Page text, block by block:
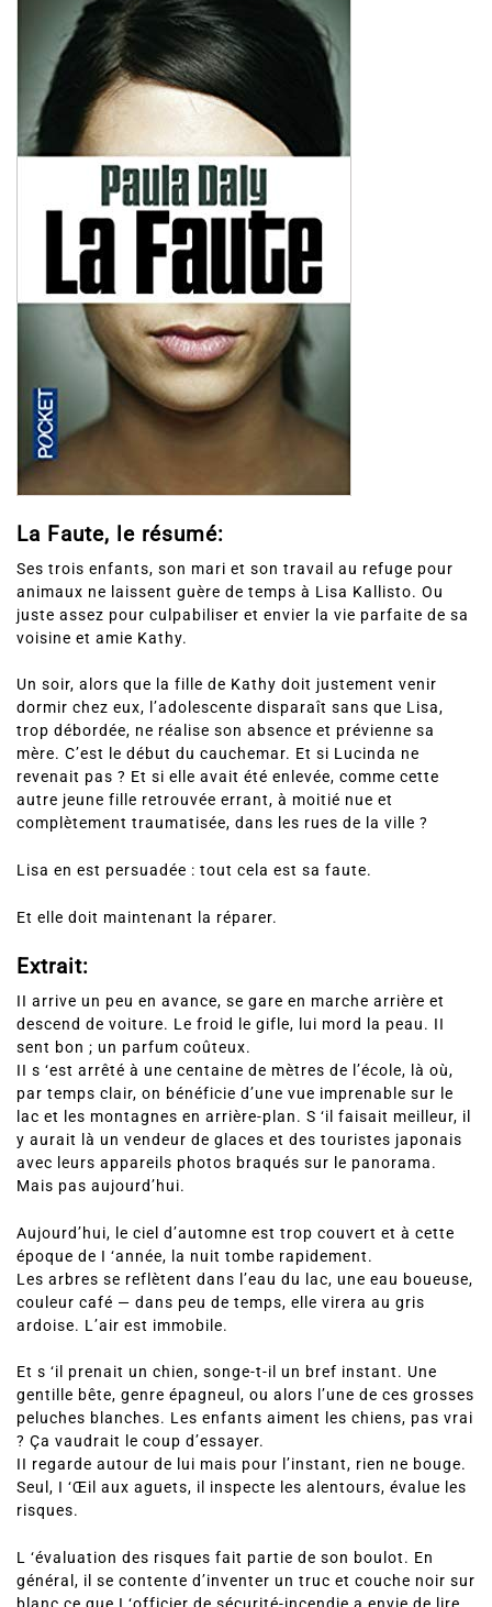
La Faute, le résumé:
Ses trois enfants, son mari et son travail au refuge pour
animaux ne laissent guère de temps à Lisa Kallisto. Ou
juste assez pour culpabiliser et envier la vie parfaite de sa
voisine et amie Kathy.
Un soir, alors que la fille de Kathy doit justement venir
dormir chez eux, l’adolescente disparaît sans que Lisa,
trop débordée, ne réalise son absence et prévienne sa
mère. C’est le début du cauchemar. Et si Lucinda ne
revenait pas ? Et si elle avait été enlevée, comme cette
autre jeune fille retrouvée errant, à moitié nue et
complètement traumatisée, dans les rues de la ville ?
Lisa en est persuadée : tout cela est sa faute.
Et elle doit maintenant la réparer.
Extrait:
II arrive un peu en avance, se gare en marche arrière et
descend de voiture. Le froid le gifle, lui mord la peau. II
sent bon ; un parfum coûteux.
II s ‘est arrêté à une centaine de mètres de l’école, là où,
par temps clair, on bénéficie d’une vue imprenable sur le
lac et les montagnes en arrière-plan. S ‘il faisait meilleur, il
y aurait là un vendeur de glaces et des touristes japonais
avec leurs appareils photos braqués sur le panorama.
Mais pas aujourd’hui.
Aujourd’hui, le ciel d’automne est trop couvert et à cette
époque de I ‘année, la nuit tombe rapidement.
Les arbres se reflètent dans l’eau du lac, une eau boueuse,
couleur café — dans peu de temps, elle virera au gris
ardoise. L’air est immobile.
Et s ‘il prenait un chien, songe-t-il un bref instant. Une
gentille bête, genre épagneul, ou alors l’une de ces grosses
peluches blanches. Les enfants aiment les chiens, pas vrai
? Ça vaudrait le coup d’essayer.
II regarde autour de lui mais pour l’instant, rien ne bouge.
Seul, I ‘Œil aux aguets, il inspecte les alentours, évalue les
risques.
L ‘évaluation des risques fait partie de son boulot. En
général, il se contente d’inventer un truc et couche noir sur